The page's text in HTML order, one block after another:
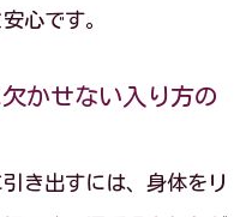
心です。
かせない入り方の
き出すには、身体をリ